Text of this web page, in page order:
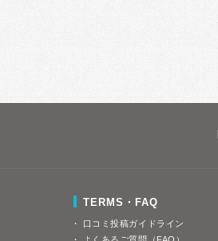
TERMS・FAQ
口コミ投稿ガイドライン